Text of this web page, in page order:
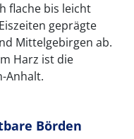
flache bis leicht
geprägte
Mittelgebirgen ab.
Harz ist die
Anhalt.
Börden